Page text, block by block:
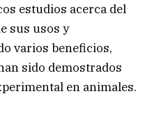
estudios acerca del
sus usos y
varios beneficios,
sido demostrados
en animales.